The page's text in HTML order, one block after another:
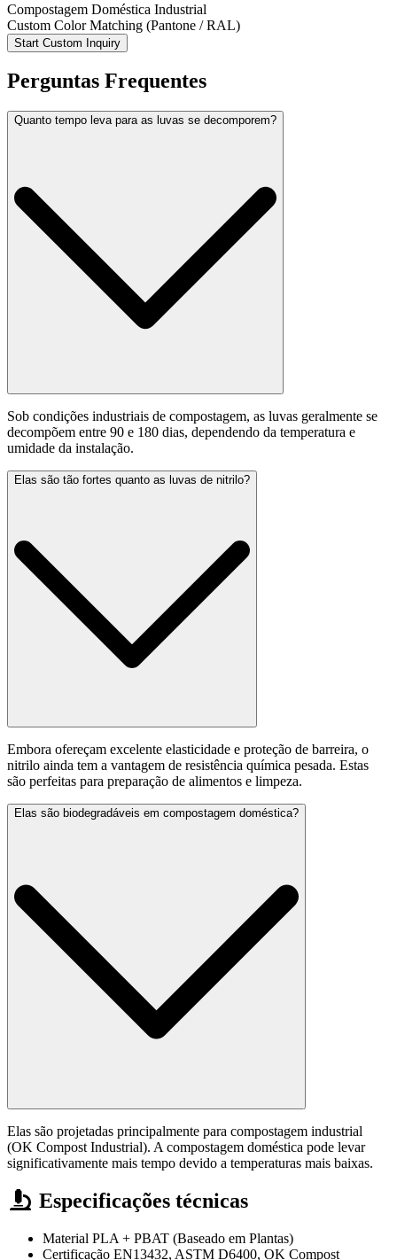
Compostagem Doméstica Industrial
Custom Color Matching (Pantone / RAL)
Start Custom Inquiry
Perguntas Frequentes
Quanto tempo leva para as luvas se decomporem?
Sob condições industriais de compostagem, as luvas geralmente se
decompõem entre 90 e 180 dias, dependendo da temperatura e
umidade da instalação.
Elas são tão fortes quanto as luvas de nitrilo?
Embora ofereçam excelente elasticidade e proteção de barreira, o
nitrilo ainda tem a vantagem de resistência química pesada. Estas
são perfeitas para preparação de alimentos e limpeza.
Elas são biodegradáveis em compostagem doméstica?
Elas são projetadas principalmente para compostagem industrial
(OK Compost Industrial). A compostagem doméstica pode levar
significativamente mais tempo devido a temperaturas mais baixas.
Especificações técnicas
Material PLA + PBAT (Baseado em Plantas)
Certificação EN13432, ASTM D6400, OK Compost